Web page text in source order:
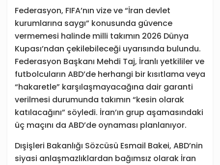
Federasyon, FIFA’nın vize ve “İran devlet
kurumlarına saygı” konusunda güvence
vermemesi halinde milli takımın 2026 Dünya
Kupası’ndan çekilebileceği uyarısında bulundu.
Federasyon Başkanı Mehdi Taj, İranlı yetkililer ve
futbolcuların ABD’de herhangi bir kısıtlama veya
“hakaretle” karşılaşmayacağına dair garanti
verilmesi durumunda takımın “kesin olarak
katılacağını” söyledi. İran’ın grup aşamasındaki
üç maçını da ABD’de oynaması planlanıyor.
Dışişleri Bakanlığı Sözcüsü Esmail Bakei, ABD’nin
siyasi anlaşmazlıklardan bağımsız olarak İran